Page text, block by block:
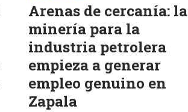
Arenas de cercanía: la
minería para la
industria petrolera
empieza a generar
empleo genuino en
Zapala